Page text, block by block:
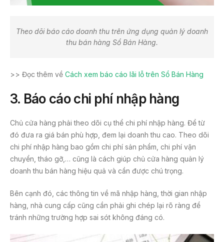
Theo dõi báo cáo doanh thu trên ứng dụng quản lý doanh
thu bán hàng Sổ Bán Hàng.
>> Đọc thêm về Cách xem báo cáo lãi lỗ trên Sổ Bán Hàng
3. Báo cáo chi phí nhập hàng
Chủ cửa hàng phải theo dõi cụ thể chi phí nhập hàng. Để từ
đó đưa ra giá bán phù hợp, đem lại doanh thu cao. Theo dõi
chi phí nhập hàng bao gồm chi phí sản phẩm, chi phí vận
chuyển, tháo gỡ,… cũng là cách giúp chủ cửa hàng quản lý
doanh thu bán hàng hiệu quả và cần được chú trọng.
Bên cạnh đó, các thông tin về mã nhập hàng, thời gian nhập
hàng, nhà cung cấp cũng cần phải ghi chép lại rõ ràng để
tránh những trường hợp sai sót không đáng có.